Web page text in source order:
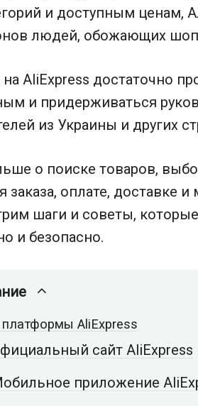
и доступным ценам,
людей, обожающих
AliExpress достаточно
и придерживаться
из Украины и других
о поиске товаров,
оплате, доставке
шаги и советы,
и безопасно.
AliExpress
сайт AliExpress
приложение